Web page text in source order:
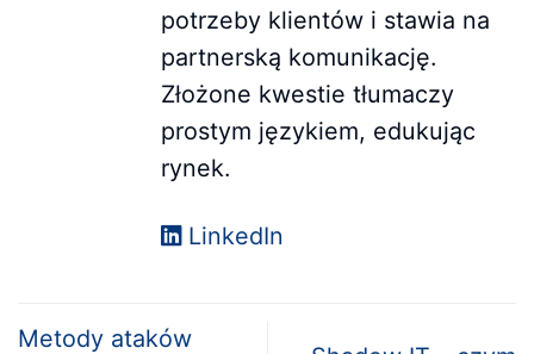
potrzeby klientów i stawia na
partnerską komunikację.
Złożone kwestie tłumaczy
prostym językiem, edukując
rynek.
LinkedIn
Metody ataków